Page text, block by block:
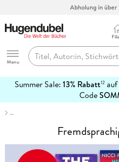
Abholung in über
Hugendubel
Menu
Summer Sale: 13% Rabatt12auf
Code
erfahren
…